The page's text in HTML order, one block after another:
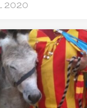
2020